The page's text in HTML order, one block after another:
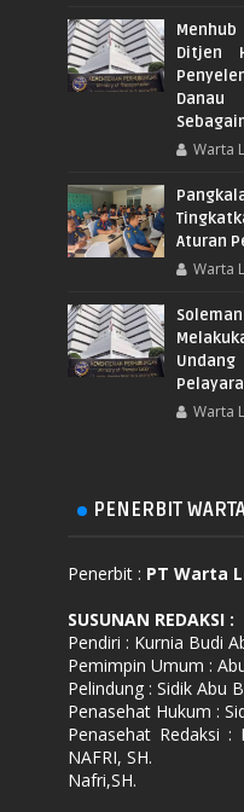
Ditjen
Warta
Aturan
Warta
Warta
PENERBIT
Penerbit : PT Warta
SUSUNAN REDAKSI :
Pendiri : Kurnia Budi
Pemimpin Umum :
Pelindung : Sidik Abu
Penasehat Hukum :
Penasehat Redaksi
NAFRI, SH.
Nafri,SH.